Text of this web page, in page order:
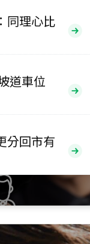
5,800萬
1,938萬
總價
1,020萬
同理心比
道車位
分回市有